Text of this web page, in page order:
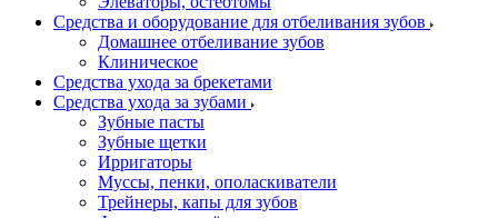
Средства и оборудование для отбеливания зубов
Домашнее отбеливание зубов
Клиническое
Средства ухода за брекетами
Средства ухода за зубами
Зубные пасты
Зубные щетки
Ирригаторы
Муссы, пенки, ополаскиватели
Трейнеры, капы для зубов